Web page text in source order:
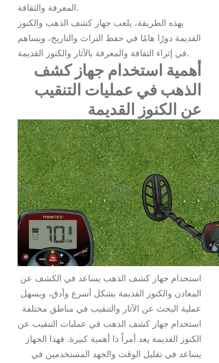
المعرفة والثقافة.
بهذه الطريقة، يلعب جهاز كشف الذهب والكنوز
القديمة دورًا هامًا في حفظ التراث والتاريخ، ويساهم
في إثراء الثقافة والمعرفة بالآثار والكنوز القديمة.
أهمية استخدام جهاز كشف
الذهب في عمليات التنقيب
عن الكنوز القديمة
استخدام جهاز كشف الذهب يساعد في الكشف عن
المعادن والكنوز القديمة بشكل أسرع وأدق، ويسهل
عملية البحث عن الآثار والتنقيب في مناطق مختلفة
استخدام جهاز كشف الذهب في عمليات التنقيب عن
الكنوز القديمة يعد أمراً ذا أهمية كبيرة. فهذا الجهاز
يساعد في تقليل الوقت والجهد المستخدمين في